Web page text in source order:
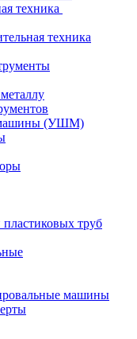
техника
техника
машины (УШМ)
труб
машины